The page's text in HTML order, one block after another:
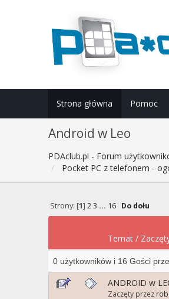
Strona główna Pomoc
Android w Leo
PDAclub.pl - Forum
Pocket PC z telefonem -
Strony: [1] 23 ... 16 Do dołu
Temat /
0 użytkowników i 16 Gości
ANDROID w
Zaczęty przez